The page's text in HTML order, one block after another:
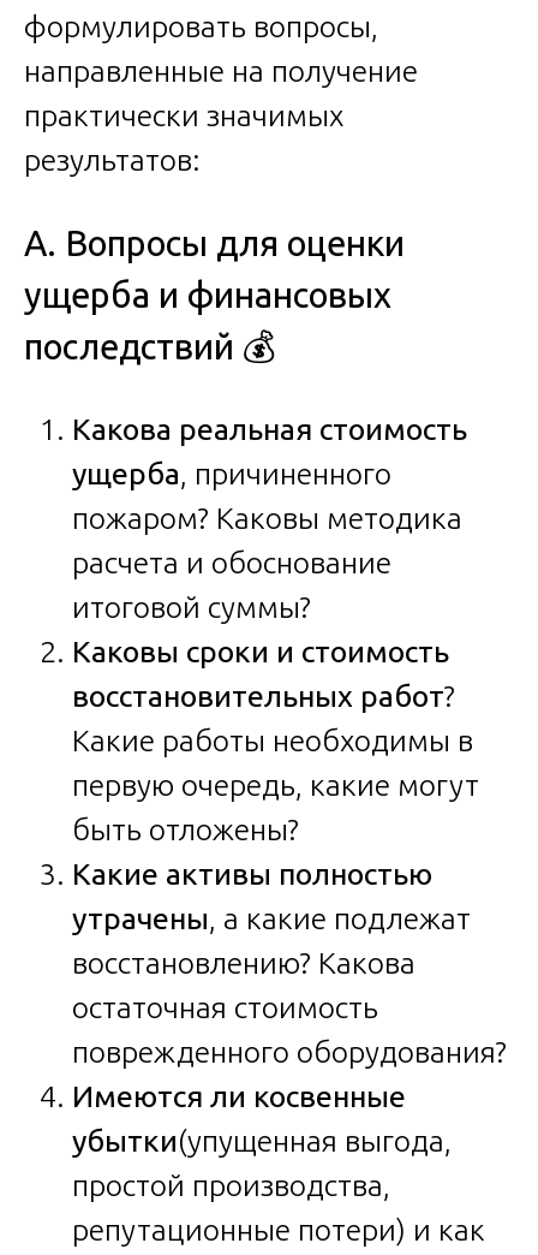
формулировать вопросы,
направленные на получение
практически значимых
результатов:
А. Вопросы для оценки
ущерба и финансовых
последствий 💰
Какова реальная стоимость
ущерба, причиненного
пожаром? Каковы методика
расчета и обоснование
итоговой суммы?
Каковы сроки и стоимость
восстановительных работ?
Какие работы необходимы в
первую очередь, какие могут
быть отложены?
Какие активы полностью
утрачены, а какие подлежат
восстановлению? Какова
остаточная стоимость
поврежденного оборудования?
Имеются ли косвенные
убытки(упущенная выгода,
простой производства,
репутационные потери) и как